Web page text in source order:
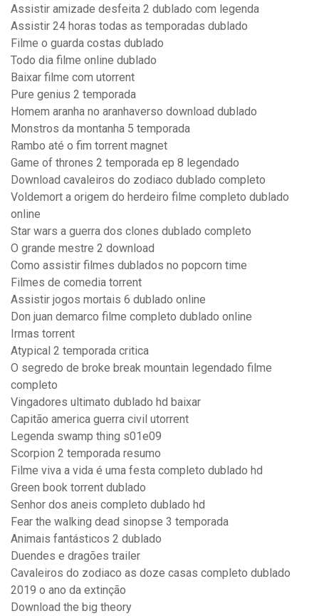
Assistir amizade desfeita 2 dublado com legenda
Assistir 24 horas todas as temporadas dublado
Filme o guarda costas dublado
Todo dia filme online dublado
Baixar filme com utorrent
Pure genius 2 temporada
Homem aranha no aranhaverso download dublado
Monstros da montanha 5 temporada
Rambo até o fim torrent magnet
Game of thrones 2 temporada ep 8 legendado
Download cavaleiros do zodiaco dublado completo
Voldemort a origem do herdeiro filme completo dublado
online
Star wars a guerra dos clones dublado completo
O grande mestre 2 download
Como assistir filmes dublados no popcorn time
Filmes de comedia torrent
Assistir jogos mortais 6 dublado online
Don juan demarco filme completo dublado online
Irmas torrent
Atypical 2 temporada critica
O segredo de broke break mountain legendado filme
completo
Vingadores ultimato dublado hd baixar
Capitão america guerra civil utorrent
Legenda swamp thing s01e09
Scorpion 2 temporada resumo
Filme viva a vida é uma festa completo dublado hd
Green book torrent dublado
Senhor dos aneis completo dublado hd
Fear the walking dead sinopse 3 temporada
Animais fantásticos 2 dublado
Duendes e dragões trailer
Cavaleiros do zodiaco as doze casas completo dublado
2019 o ano da extinção
Download the big theory